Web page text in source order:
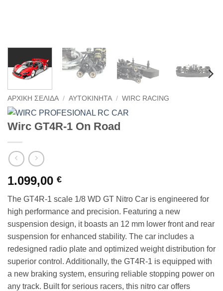
ΑΡΧΙΚΉ ΣΕΛΊΔΑ / ΑΥΤΟΚΊΝΗΤΑ / WIRC RACING
Wirc GT4R-1 On Road
1.099,00 €
The GT4R-1 scale 1/8 WD GT Nitro Car is engineered for
high performance and precision. Featuring a new
suspension design, it boasts an 12 mm lower front and rear
suspension for enhanced stability. The car includes a
redesigned radio plate and optimized weight distribution for
superior control. Additionally, the GT4R-1 is equipped with
a new braking system, ensuring reliable stopping power on
any track. Built for serious racers, this nitro car offers